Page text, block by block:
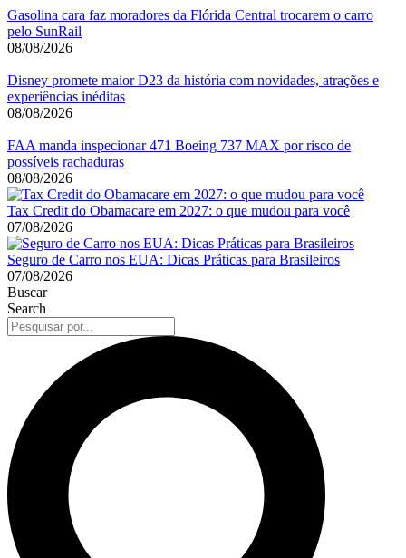
Gasolina cara faz moradores da Flórida Central trocarem o carro
pelo SunRail
08/08/2026
Disney promete maior D23 da história com novidades, atrações e
experiências inéditas
08/08/2026
FAA manda inspecionar 471 Boeing 737 MAX por risco de
possíveis rachaduras
08/08/2026
Tax Credit do Obamacare em 2027: o que mudou para você
07/08/2026
Seguro de Carro nos EUA: Dicas Práticas para Brasileiros
07/08/2026
Buscar
Search